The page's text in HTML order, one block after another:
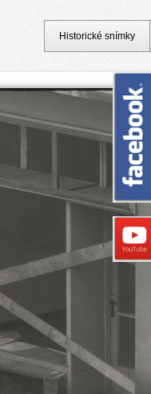
Historické snímky